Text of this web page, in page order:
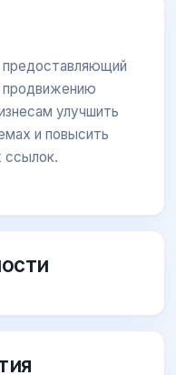
продвижению
улучшить
и повысить
ссылок.